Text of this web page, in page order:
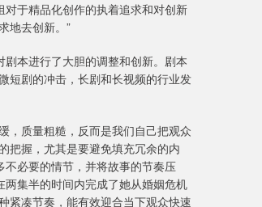
于精品化创作的执着追求和对创新
地去创新。”
本进行了大胆的调整和创新。剧本
短剧的冲击，长剧和长视频的行业发
，质量粗糙，反而是我们自己把观众
把握，尤其是要避免填充冗余的内
必要的情节，并将故事的节奏压
集半的时间内完成了她从婚姻危机
紧凑节奏，能有效迎合当下观众快速